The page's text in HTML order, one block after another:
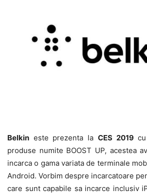
Belkin este prezenta la CES 2019cu
produse numite BOOST UP, acestea
incarca o gama variata de terminale
Android. Vorbim despre incarcatoare
care sunt capabile sa incarce inclusiv